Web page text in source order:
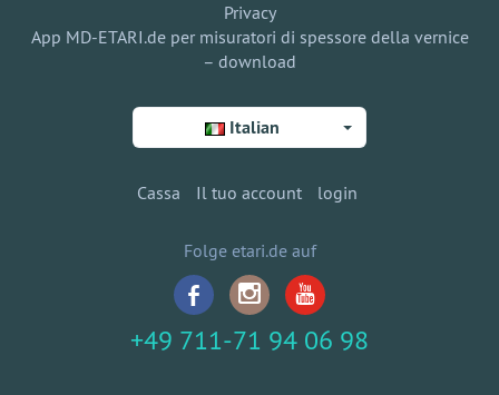
Privacy
App MD-ETARI.de per misuratori di spessore della vernice
– download
Italian
Cassa Il tuo account login
Folge etari.de auf
+49 711-71 94 06 98